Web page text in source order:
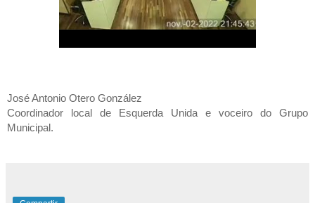
José Antonio Otero González
Coordinador local de Esquerda Unida e voceiro do Grupo
Municipal.